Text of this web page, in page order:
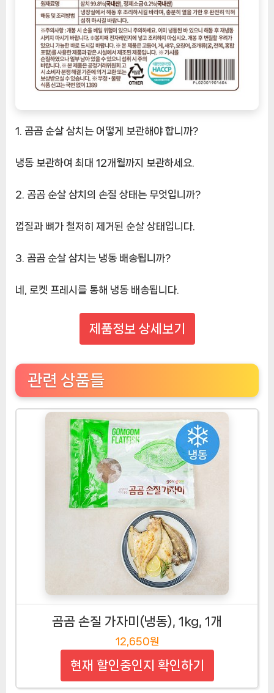
1. 곰곰 순살 삼치는 어떻게 보관해야 합니까?
냉동 보관하여 최대 12개월까지 보관하세요.
2. 곰곰 순살 삼치의 손질 상태는 무엇입니까?
껍질과 뼈가 철저히 제거된 순살 상태입니다.
3. 곰곰 순살 삼치는 냉동 배송됩니까?
네, 로켓 프레시를 통해 냉동 배송됩니다.
제품정보 상세보기
관련 상품들
곰곰 손질 가자미(냉동), 1kg, 1개
12,650원
현재 할인중인지 확인하기